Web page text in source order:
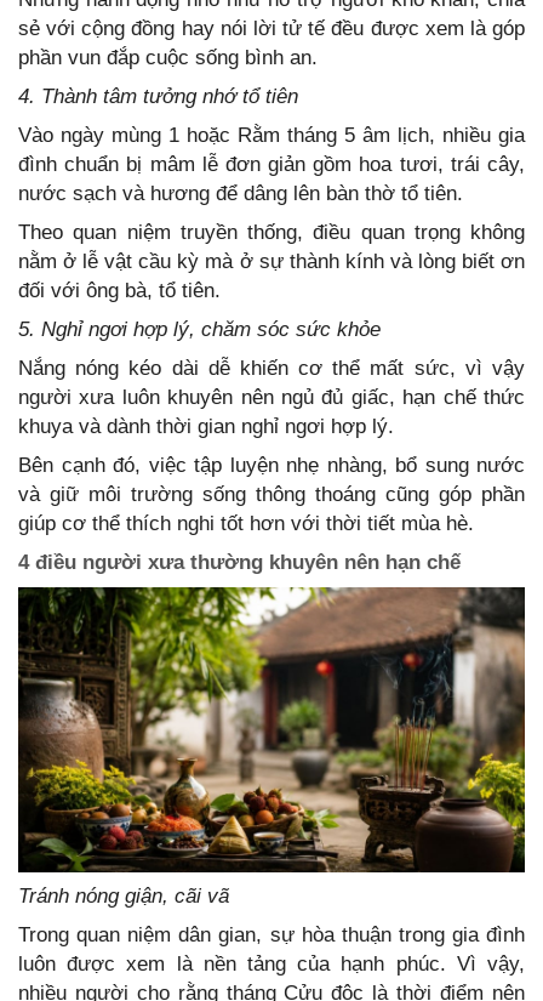
sẻ với cộng đồng hay nói lời tử tế đều được xem là góp
phần vun đắp cuộc sống bình an.
4. Thành tâm tưởng nhớ tổ tiên
Vào ngày mùng 1 hoặc Rằm tháng 5 âm lịch, nhiều gia
đình chuẩn bị mâm lễ đơn giản gồm hoa tươi, trái cây,
nước sạch và hương để dâng lên bàn thờ tổ tiên.
Theo quan niệm truyền thống, điều quan trọng không
nằm ở lễ vật cầu kỳ mà ở sự thành kính và lòng biết ơn
đối với ông bà, tổ tiên.
5. Nghỉ ngơi hợp lý, chăm sóc sức khỏe
Nắng nóng kéo dài dễ khiến cơ thể mất sức, vì vậy
người xưa luôn khuyên nên ngủ đủ giấc, hạn chế thức
khuya và dành thời gian nghỉ ngơi hợp lý.
Bên cạnh đó, việc tập luyện nhẹ nhàng, bổ sung nước
và giữ môi trường sống thông thoáng cũng góp phần
giúp cơ thể thích nghi tốt hơn với thời tiết mùa hè.
4 điều người xưa thường khuyên nên hạn chế
Tránh nóng giận, cãi vã
Trong quan niệm dân gian, sự hòa thuận trong gia đình
luôn được xem là nền tảng của hạnh phúc. Vì vậy,
nhiều người cho rằng tháng Cửu độc là thời điểm nên